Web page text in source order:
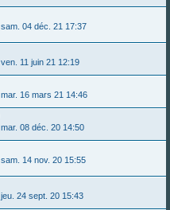
sam. 04 déc. 21 17:37
ven. 11 juin 21 12:19
mar. 16 mars 21 14:46
mar. 08 déc. 20 14:50
sam. 14 nov. 20 15:55
jeu. 24 sept. 20 15:43